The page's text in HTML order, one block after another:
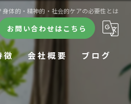
身体的・精神的・社会的ケアの必要性とは
お問い合わせはこちら
徴 会社概要
合同会社きずな
ブログ